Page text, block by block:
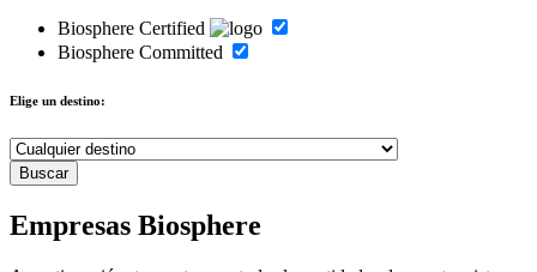
Biosphere Certified
Biosphere Committed
Elige un destino:
Empresas Biosphere